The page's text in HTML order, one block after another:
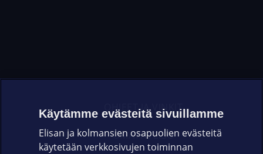
OHJEET JA VINKIT
OMAYHTEISÖ
Käytämme evästeitä sivuillamme
Elisan ja kolmansien osapuolien evästeitä
käytetään verkkosivujen toiminnan